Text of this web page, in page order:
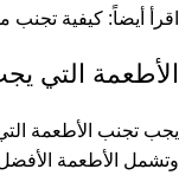
اقرأ أيضاً: كيفية تجنب
الأطعمة التي
يجب تجنب الأطعمة التي
وتشمل الأطعمة